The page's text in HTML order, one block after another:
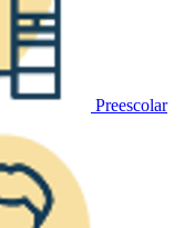
Preescolar